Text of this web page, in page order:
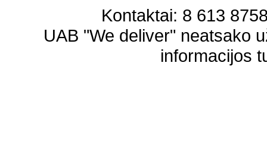
Kontaktai: 8 613
UAB "We deliver" neatsako
informacijos